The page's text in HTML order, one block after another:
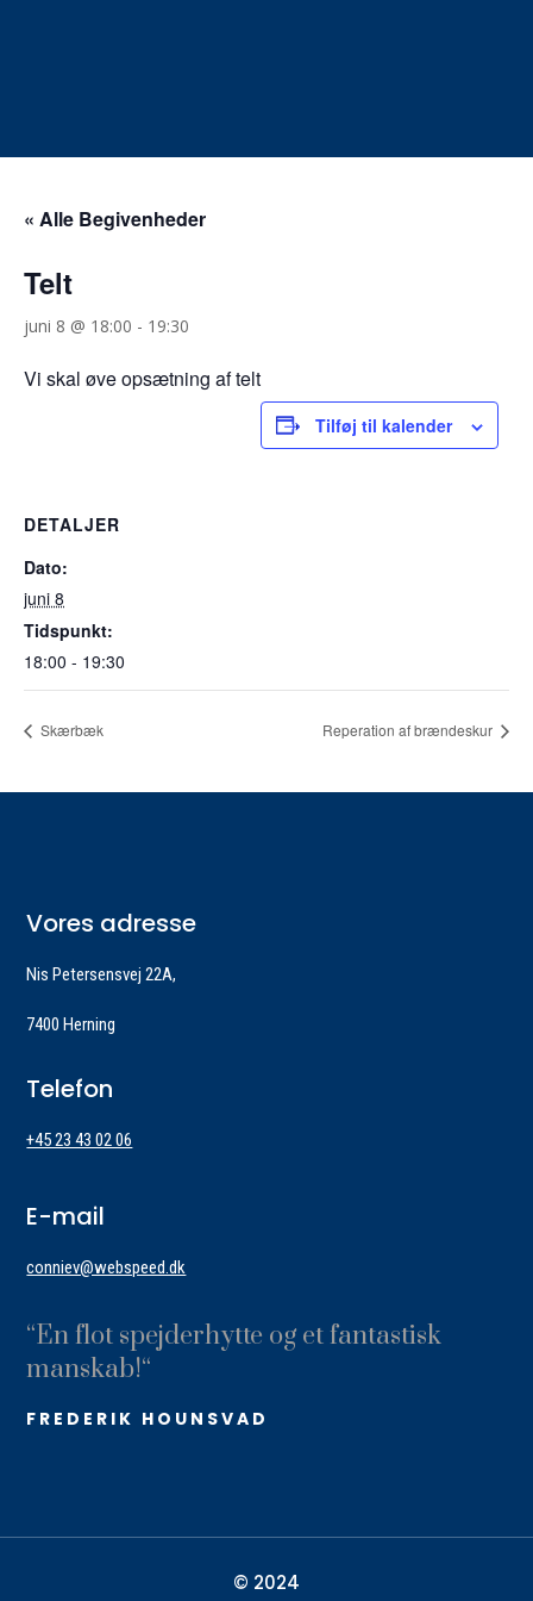
« Alle Begivenheder
Telt
juni 8 @ 18:00 - 19:30
Vi skal øve opsætning af telt
Tilføj til kalender
DETALJER
Dato:
juni 8
Tidspunkt:
18:00 - 19:30
Skærbæk Reperation af brændeskur
Vores adresse
Nis Petersensvej 22A,
7400 Herning
Telefon
+45 23 43 02 06
E-mail
conniev@webspeed.dk
“En flot spejderhytte og et fantastisk
manskab!“
FREDERIK HOUNSVAD
© 2024